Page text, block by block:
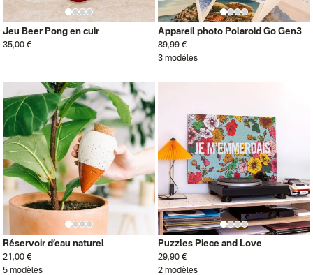
Jeu Beer Pong en cuir
35,00 €
Appareil photo Polaroid Go Gen3
89,99 €
3 modèles
Réservoir d’eau naturel
21,00 €
5 modèles
Puzzles Piece and Love
29,90 €
2 modèles